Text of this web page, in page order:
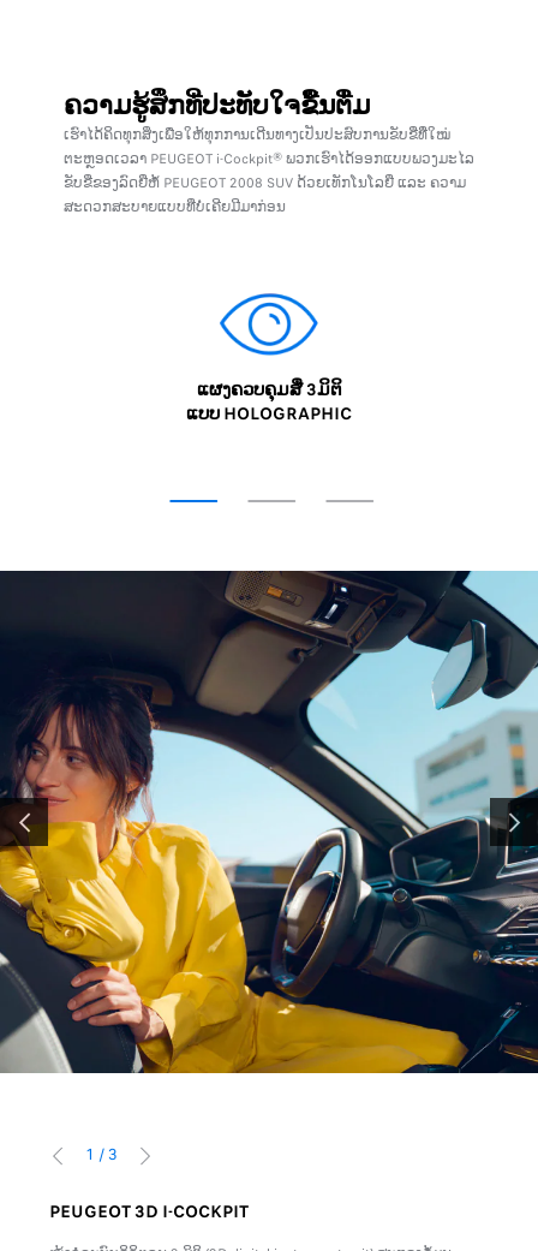
ຄວາມຮູ້ສຶກທີ່ປະ​ທັບ​ໃຈ​ຂື້ນ​ຕື່ມ
ເຮົາໄດ້ຄິດທຸກສິ່ງເພື່ອໃຫ້ທຸກການເດີນທາງເປັນປະສົບການຂັບຂີ່ທີ່່ໃໝ່
ຕະຫຼອດເວລາ PEUGEOT i-Cockpit® ພວກເຮົາໄດ້ອອກແບບພວງມະໄລ
ຂັບຂີ່ຂອງລົດຍີ່ຫໍ້ PEUGEOT 2008 SUV ດ້ວຍເທັກໂນໂລຍີ່ ແລະ ຄວາມ
ສະດວກສະບາຍແບບທີ່ບໍ່ເຄີຍມີມາກ່ອນ
ແຜງຄວບຄຸມສື່ 3ມິຕິ
ແບບ HOLOGRAPHIC
PRÉCÉDENT
1 / 3
PEUGEOT 3D I-COCKPIT